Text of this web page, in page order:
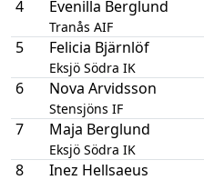
4 Evenilla Berglund
Tranås AIF
5 Felicia Bjärnlöf
Eksjö Södra IK
6 Nova Arvidsson
Stensjöns IF
7 Maja Berglund
Eksjö Södra IK
8 Inez Hellsaeus